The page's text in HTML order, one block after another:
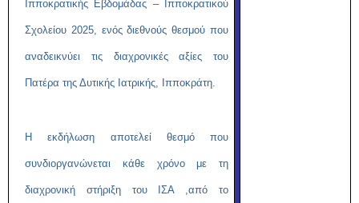
Ιπποκρατικής Εβδομάδας – Ιπποκρατικού
Σχολείου 2025, ενός διεθνούς θεσμού που
αναδεικνύει τις διαχρονικές αξίες του
Πατέρα της Δυτικής Ιατρικής, Ιπποκράτη.
Η εκδήλωση αποτελεί θεσμό που
συνδιοργανώνεται κάθε χρόνο με τη
διαχρονική στήριξη του ΙΣΑ ,από το